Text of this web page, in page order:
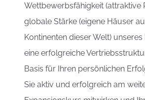
Wettbewerbsfähigkeit (attraktive
globale Stärke (eigene Häuser
Kontinenten dieser Welt)
eine erfolgreiche
Basis für Ihren persönlichen
Sie aktiv und erfolgreich am